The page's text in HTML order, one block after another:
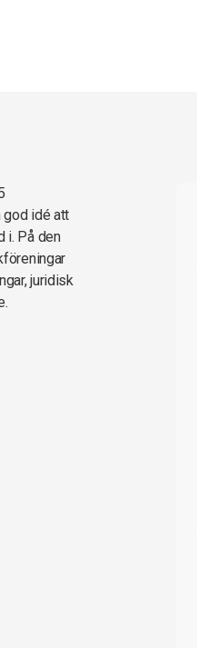
god idé att
i. På den
juridisk